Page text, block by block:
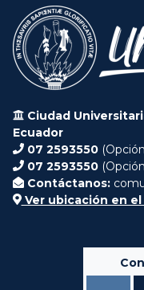
Ciudad
Ecuador
07 2593550
07 2593550
Contáctanos:
Ver ubicación en el